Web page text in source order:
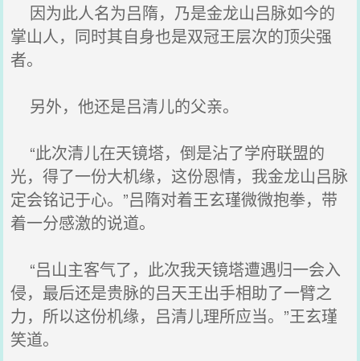
因为此人名为吕隋，乃是金龙山吕脉如今的
掌山人，同时其自身也是双冠王层次的顶尖强
者。
另外，他还是吕清儿的父亲。
“此次清儿在天镜塔，倒是沾了学府联盟的
光，得了一份大机缘，这份恩情，我金龙山吕脉
定会铭记于心。”吕隋对着王玄瑾微微抱拳，带
着一分感激的说道。
“吕山主客气了，此次我天镜塔遭遇归一会入
侵，最后还是贵脉的吕天王出手相助了一臂之
力，所以这份机缘，吕清儿理所应当。”王玄瑾
笑道。